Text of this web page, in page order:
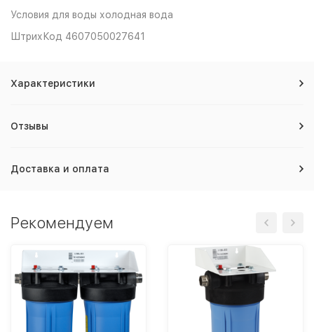
Условия для воды холодная вода
ШтрихКод 4607050027641
Характеристики
Отзывы
Доставка и оплата
Рекомендуем